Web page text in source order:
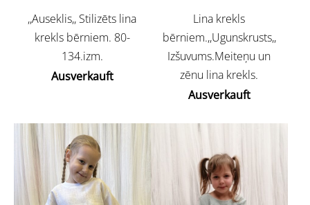
,,Auseklis,, Stilizēts lina
krekls bērniem. 80-
134.izm.
Ausverkauft
Lina krekls
bērniem.,,Ugunskrusts,,
Izšuvums.Meiteņu un
zēnu lina krekls.
Ausverkauft